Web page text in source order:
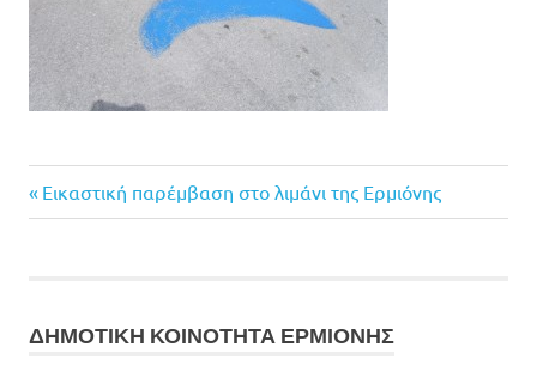
Πλοήγηση
Previous
Post:
Εικαστική παρέμβαση στο λιμάνι της Ερμιόνης
ΔΗΜΟΤΙΚΗ ΚΟΙΝΟΤΗΤΑ ΕΡΜΙΟΝΗΣ